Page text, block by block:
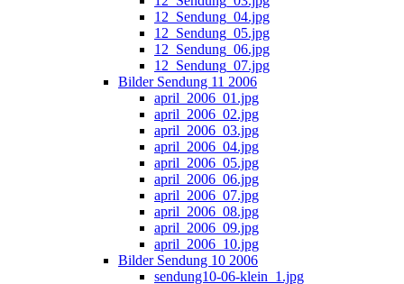
12_Sendung_04.jpg
12_Sendung_05.jpg
12_Sendung_06.jpg
12_Sendung_07.jpg
Bilder Sendung 11 2006
april_2006_01.jpg
april_2006_02.jpg
april_2006_03.jpg
april_2006_04.jpg
april_2006_05.jpg
april_2006_06.jpg
april_2006_07.jpg
april_2006_08.jpg
april_2006_09.jpg
april_2006_10.jpg
Bilder Sendung 10 2006
sendung10-06-klein_1.jpg